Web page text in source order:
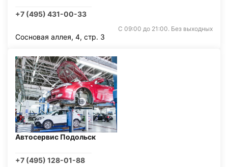
+7 (495) 431-00-33
С 09:00 до 21:00. Без выходных
Сосновая аллея, 4, стр. 3
Автосервис Подольск
+7 (495) 128-01-88